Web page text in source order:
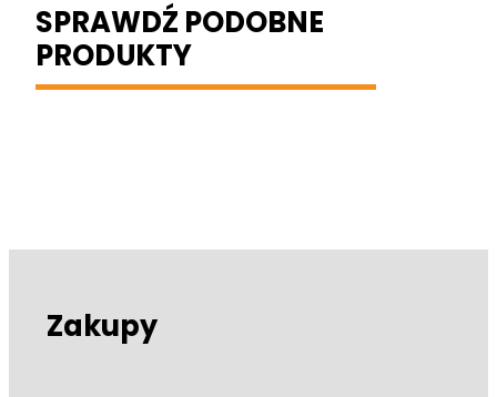
SPRAWDŹ PODOBNE
PRODUKTY
Zakupy